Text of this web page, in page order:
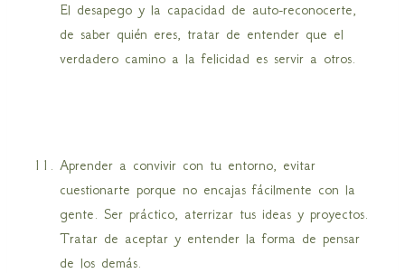
El desapego y la capacidad de auto-reconocerte,
de saber quién eres, tratar de entender que el
verdadero camino a la felicidad es servir a otros.
Aprender a convivir con tu entorno, evitar
cuestionarte porque no encajas fácilmente con la
gente. Ser práctico, aterrizar tus ideas y proyectos.
Tratar de aceptar y entender la forma de pensar
de los demás.